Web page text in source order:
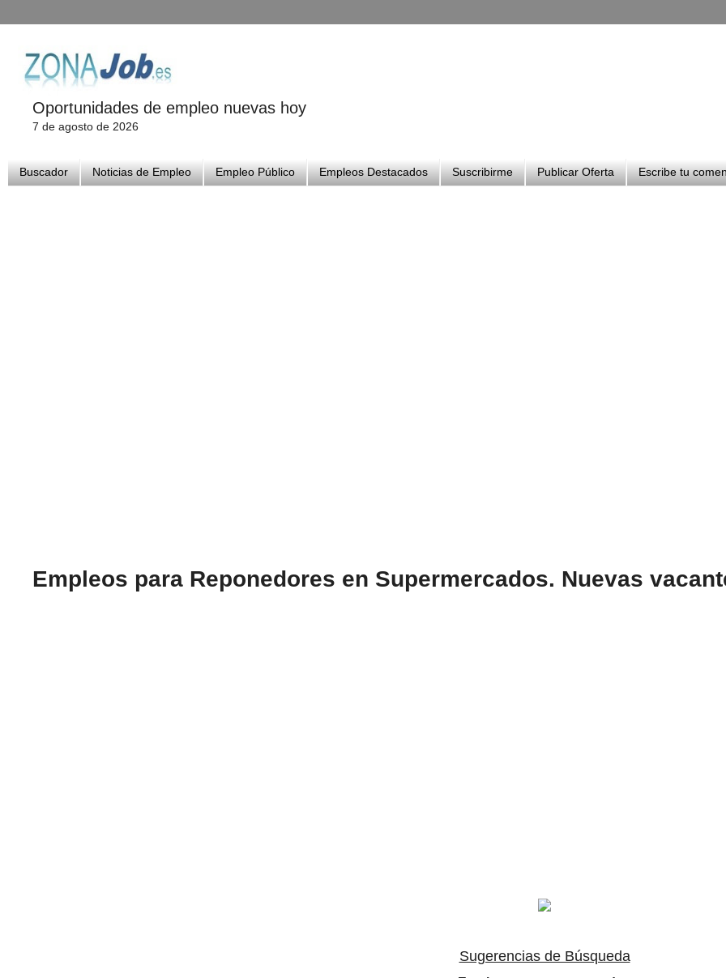
Oportunidades de empleo nuevas hoy
7 de agosto de 2026
Buscador Noticias de Empleo Empleo Público Empleos Destacados Suscribirme Publicar Oferta Escribe tu
Empleos para Reponedores en Supermercados. Nuevas
Sugerencias de Búsqueda